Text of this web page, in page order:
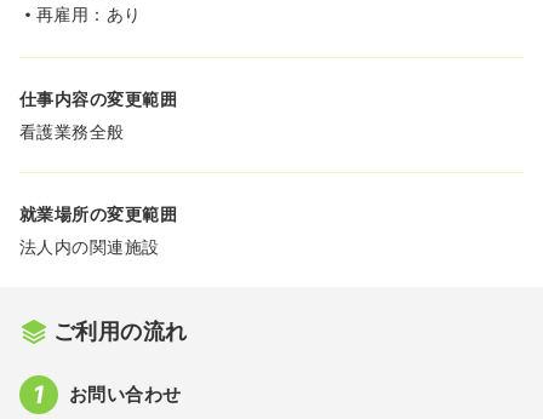
再雇用：あり
仕事内容の変更範囲
看護業務全般
就業場所の変更範囲
法人内の関連施設
ご利用の流れ
お問い合わせ